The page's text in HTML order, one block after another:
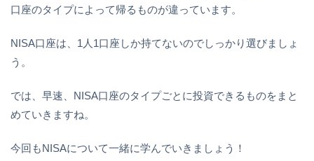
口座のタイプによって帰るものが違っています。
NISA口座は、1人1口座しか持てないのでしっかり選びましょ
う。
では、早速、NISA口座のタイプごとに投資できるものをまと
めていきますね。
今回もNISAについて一緒に学んでいきましょう！